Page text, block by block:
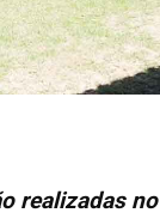
realizadas